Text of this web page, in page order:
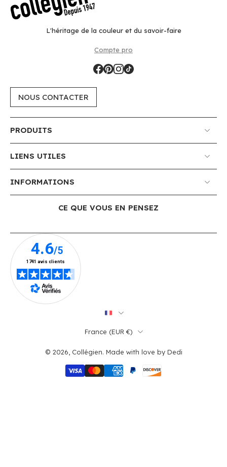
L'héritage de la couleur et du savoir-faire
Compte pro
NOUS CONTACTER
PRODUITS
LIENS UTILES
INFORMATIONS
CE QUE VOUS EN PENSEZ
France ‎(EUR €)‎
© 2026, Collégien. Made with love by Dedi